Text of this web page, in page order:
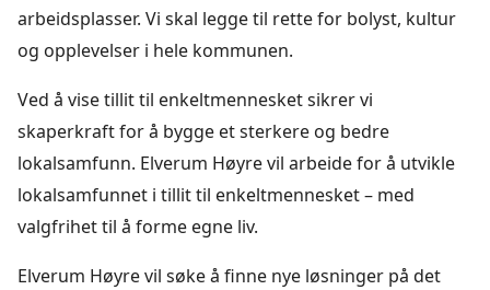
arbeidsplasser. Vi skal legge til rette for bolyst, kultur
og opplevelser i hele kommunen.
Ved å vise tillit til enkeltmennesket sikrer vi
skaperkraft for å bygge et sterkere og bedre
lokalsamfunn. Elverum Høyre vil arbeide for å utvikle
lokalsamfunnet i tillit til enkeltmennesket – med
valgfrihet til å forme egne liv.
Elverum Høyre vil søke å finne nye løsninger på det